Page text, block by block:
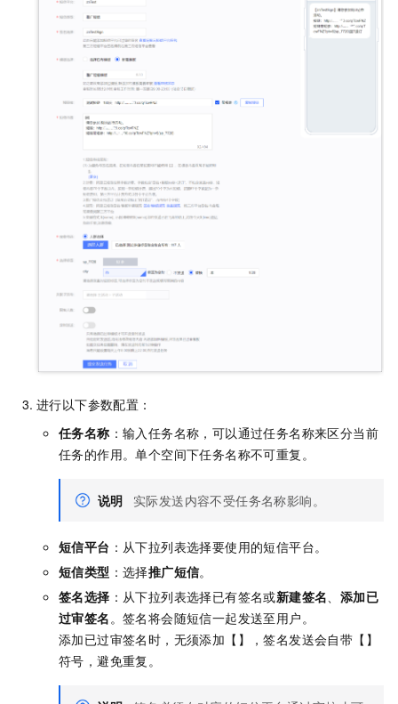
进行以下参数配置：
任务名称 ：输入任务名称，可以通过任务名称来区分当前
任务的作用。单个空间下任务名称不可重复。
说明 实际发送内容不受任务名称影响。
短信平台 ：从下拉列表选择要使用的短信平台。
短信类型 ：选择推广短信。
签名选择 ：从下拉列表选择已有签名或新建签名
添加已
过审签名 。签名将会随短信一起发送至用户。
添加已过审签名时，无须添加【】，签名发送会自带【】
符号，避免重复。